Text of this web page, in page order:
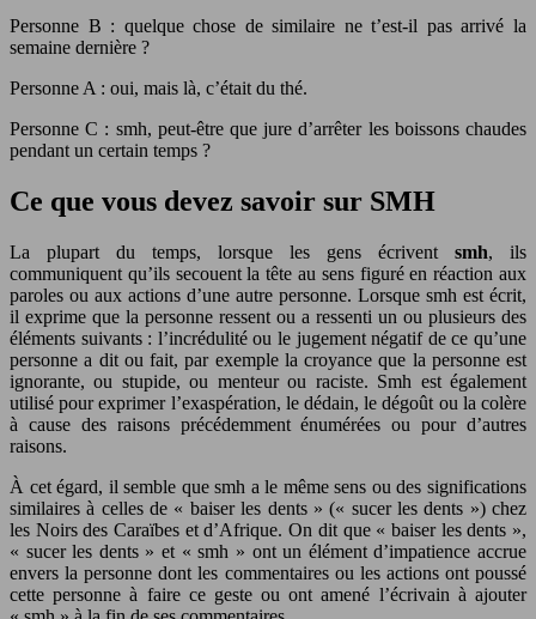
Personne B : quelque chose de similaire ne t’est-il pas arrivé la
semaine dernière ?
Personne A : oui, mais là, c’était du thé.
Personne C : smh, peut-être que jure d’arrêter les boissons chaudes
pendant un certain temps ?
Ce que vous devez savoir sur SMH
La plupart du temps, lorsque les gens écrivent smh, ils
communiquent qu’ils secouent la tête au sens figuré en réaction aux
paroles ou aux actions d’une autre personne. Lorsque smh est écrit,
il exprime que la personne ressent ou a ressenti un ou plusieurs des
éléments suivants : l’incrédulité ou le jugement négatif de ce qu’une
personne a dit ou fait, par exemple la croyance que la personne est
ignorante, ou stupide, ou menteur ou raciste. Smh est également
utilisé pour exprimer l’exaspération, le dédain, le dégoût ou la colère
à cause des raisons précédemment énumérées ou pour d’autres
raisons.
À cet égard, il semble que smh a le même sens ou des significations
similaires à celles de « baiser les dents » (« sucer les dents ») chez
les Noirs des Caraïbes et d’Afrique. On dit que « baiser les dents »,
« sucer les dents » et « smh » ont un élément d’impatience accrue
envers la personne dont les commentaires ou les actions ont poussé
cette personne à faire ce geste ou ont amené l’écrivain à ajouter